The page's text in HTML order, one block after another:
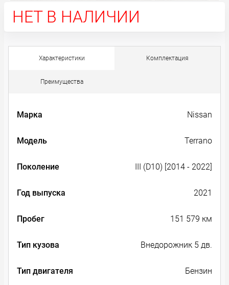
НЕТ В НАЛИЧИИ
Характеристики Комплектация
Преимущества
Марка Nissan
Модель Terrano
Поколение III (D10) [2014 - 2022]
Год выпуска 2021
Пробег 151 579 км
Тип кузова Внедорожник 5 дв.
Тип двигателя Бензин